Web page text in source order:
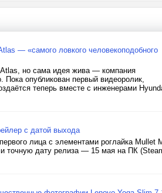
— «самого ловкого человекоподобного
Atlas, но сама идея жива — компания
Пока опубликован первый видеоролик,
теперь вместе с инженерами
с датой выхода
лица с элементами роглайка Mullet
точную дату релиза — 15 мая на ПК